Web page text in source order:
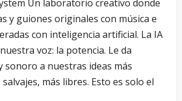
Un laboratorio creativo donde
y guiones originales con música e
con inteligencia artificial. La IA
voz: la potencia. Le da
sonoro a nuestras ideas más
más libres. Esto es solo el